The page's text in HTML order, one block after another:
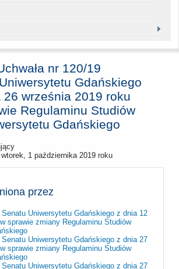
nr 120/19
Gdańskiego
26 września 2019 roku
Regulaminu Studiów
Gdańskiego
wtorek, 1 października 2019 roku
przez
Senatu Uniwersytetu Gdańskiego z dnia 12
sprawie zmiany Regulaminu Studiów
Senatu Uniwersytetu Gdańskiego z dnia 27
sprawie zmiany Regulaminu Studiów
Senatu Uniwersytetu Gdańskiego z dnia 27